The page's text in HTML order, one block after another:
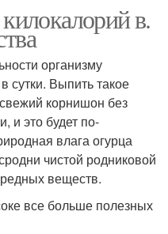
в.
организму
сутки. Выпить такое
корнишон без
и это будет по-
влага огурца
чистой родниковой
веществ.
все больше полезных